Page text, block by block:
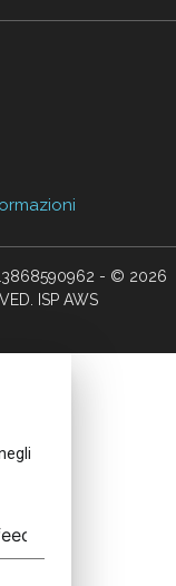
- © 2026
ISP AWS